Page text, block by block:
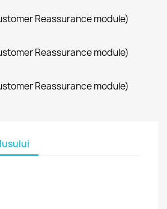
Reassurance module)
Reassurance module)
Reassurance module)